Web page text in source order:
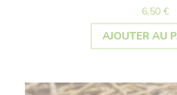
6,50 €
AJOUTER AU